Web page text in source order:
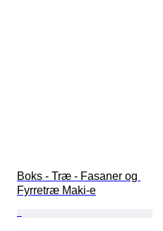
Boks - Træ - Fasaner og
Fyrretræ Maki-e